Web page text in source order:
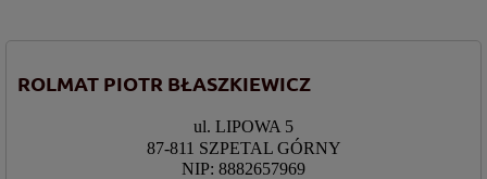
ROLMAT PIOTR BŁASZKIEWICZ
ul. LIPOWA 5
87-811 SZPETAL GÓRNY
NIP: 8882657969